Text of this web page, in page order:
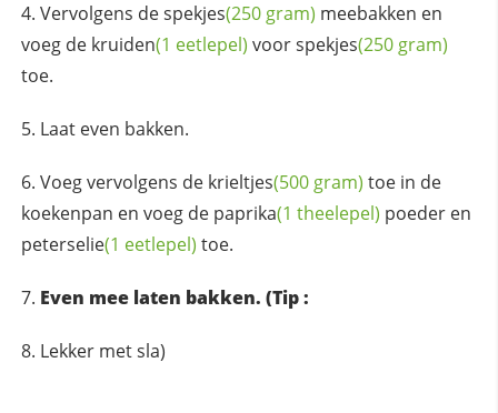
Vervolgens despekjes(250 gram) meebakken en
voeg de kruiden(1 eetlepel) voorspekjes(250 gram)
toe.
Laat even bakken.
Voeg vervolgens de krieltjes(500 gram) toe in de
koekenpan en voeg de paprika(1 theelepel) poeder en
peterselie(1 eetlepel) toe.
Even mee laten bakken. (Tip :
Lekker met sla)